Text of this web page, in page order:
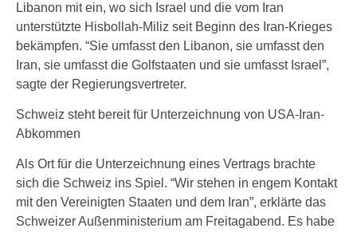
Libanon mit ein, wo sich Israel und die vom Iran
unterstützte Hisbollah-Miliz seit Beginn des Iran-Krieges
bekämpfen. “Sie umfasst den Libanon, sie umfasst den
Iran, sie umfasst die Golfstaaten und sie umfasst Israel”,
sagte der Regierungsvertreter.
Schweiz steht bereit für Unterzeichnung von USA-Iran-
Abkommen
Als Ort für die Unterzeichnung eines Vertrags brachte
sich die Schweiz ins Spiel. “Wir stehen in engem Kontakt
mit den Vereinigten Staaten und dem Iran”, erklärte das
Schweizer Außenministerium am Freitagabend. Es habe